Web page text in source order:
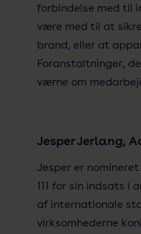
forbindelse med til
være med til at
brand, eller at
Foranstaltninger,
værne om
Jesper Jerlang,
Jesper er
111 for sin indsats i
af internationale
virksomhederne